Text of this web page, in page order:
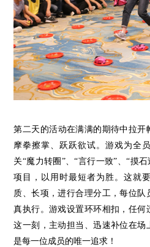
第二 天的活动在满满的期待中拉开
摩拳擦掌、跃跃欲试。游戏为全
关“魔力转圈”、“言行一致”、“摸
项目，以用时最短者为胜。这就
质、长项，进行合理分工，每位队
真执行。游戏设置环环相扣，任
这一刻，主动担当、迅速补位在
是每一位成员的唯一追求！